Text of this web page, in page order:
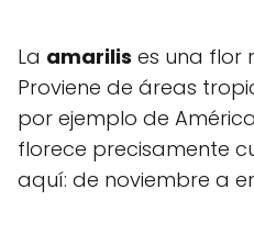
La amarilis es una flor
Proviene de áreas
por ejemplo de
florece precisamente
aquí: de noviembre a